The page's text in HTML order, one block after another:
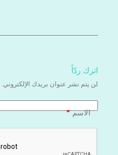
اترك ردّاً
لن يتم نشر عنوان بريدك الإلكتروني.
الاسم*